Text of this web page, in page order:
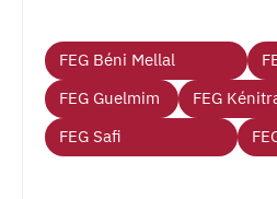
FEG Béni Mellal
FEG Guelmim
FEG
FEG Safi